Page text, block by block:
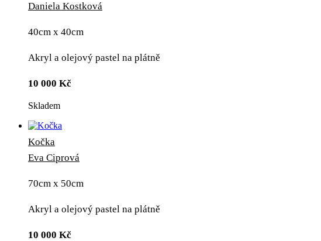
Daniela Kostková
40cm x 40cm
Akryl a olejový pastel na plátně
10 000 Kč
Skladem
Kočka
Eva Ciprová
70cm x 50cm
Akryl a olejový pastel na plátně
10 000 Kč